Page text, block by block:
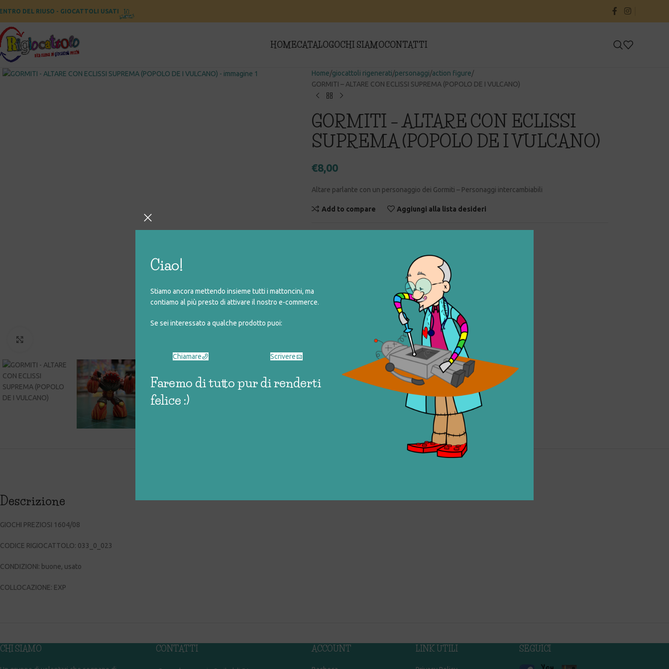
Ciao!
Stiamo ancora mettendo insieme tutti i mattoncini, ma
contiamo al più presto di attivare il nostro e-commerce.
Se sei interessato a qualche prodotto puoi:
Chiamare Scrivere
Faremo di tutto pur di renderti
felice :)
DEL RIUSO - GIOCATTOLI USATI
HOMECATALOGOCHI SIAMOCONTATTI
Home giocattoli rigenerati personaggi action figure
GORMITI – ALTARE CON ECLISSI SUPREMA (POPOLO DE I VULCANO)
GORMITI – ALTARE CON ECLISSI
SUPREMA (POPOLO DE I VULCANO)
€8,00
Altare parlante con un personaggio dei Gormiti – Personaggi intercambiabili
Add to compare Aggiungi alla lista desideri
Descrizione
GIOCHI PREZIOSI 1604/08
CODICE RIGIOCATTOLO: 033_0_023
CONDIZIONI: buone, usato
COLLOCAZIONE: EXP
CHI SIAMO CONTATTI ACCOUNT LINK UTILI SEGUICI